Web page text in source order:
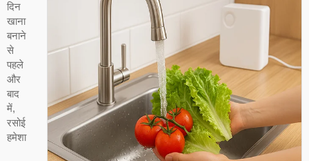
दिन
खाना
बनाने
से
पहले
और
बाद
में,
रसोई
हमेशा